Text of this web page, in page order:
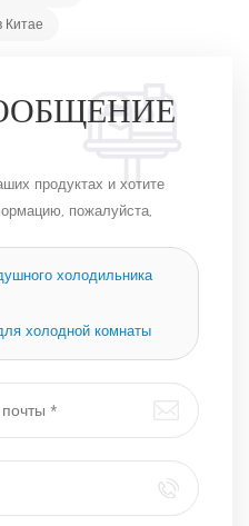
Китае
продуктах и ​​хотите
пожалуйста,
холодильника
холодной комнаты